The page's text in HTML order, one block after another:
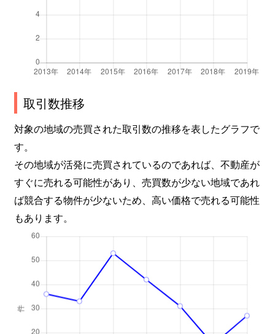
取引数推移
対象の地域の売買された取引数の推移を表したグラフで
す。
その地域が活発に売買されているのであれば、不動産が
すぐに売れる可能性があり、売買数が少ない地域であれ
ば競合する物件が少ないため、高い価格で売れる可能性
もあります。